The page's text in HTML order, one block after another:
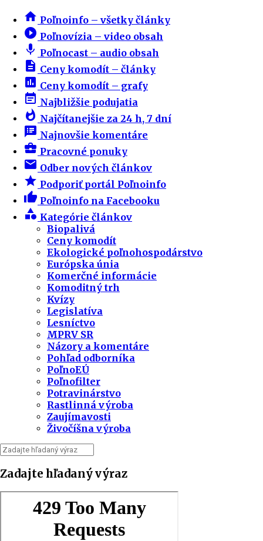
home Poľnoinfo – všetky články
play_circle_filled Poľnovízia – video obsah
mic Poľnocast – audio obsah
description Ceny komodít – články
insert_chart Ceny komodít – grafy
event_note Najbližšie podujatia
whatshot Najčítanejšie za 24 h, 7 dní
speaker_notes Najnovšie komentáre
business_center Pracovné ponuky
email Odber nových článkov
star Podporiť portál Poľnoinfo
thumb_up Poľnoinfo na Facebooku
category Kategórie článkov
Biopalivá
Ceny komodít
Ekologické poľnohospodárstvo
Európska únia
Komerčné informácie
Komoditný trh
Kvízy
Legislatíva
Lesníctvo
MPRV SR
Názory a komentáre
Pohľad odborníka
PoľnoEÚ
Poľnofilter
Potravinárstvo
Rastlinná výroba
Zaujímavosti
Živočíšna výroba
Zadajte hľadaný výraz